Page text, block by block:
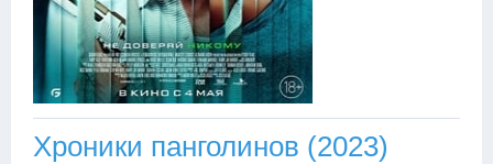
Хроники панголинов (2023)